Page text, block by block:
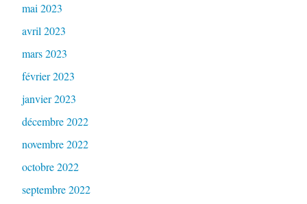
mai 2023
avril 2023
mars 2023
février 2023
janvier 2023
décembre 2022
novembre 2022
octobre 2022
septembre 2022